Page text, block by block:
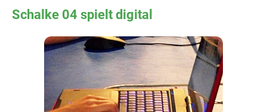
Schalke 04 spielt digital